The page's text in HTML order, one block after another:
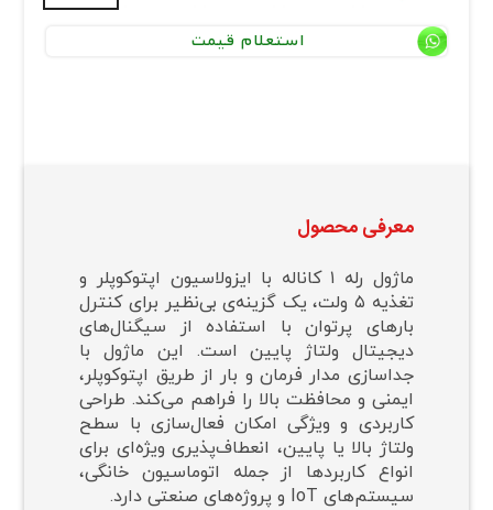
استعلام قیمت
معرفی محصول
ماژول رله ۱ کاناله با ایزولاسیون اپتوکوپلر و
تغذیه ۵ ولت، یک گزینه‌ی بی‌نظیر برای کنترل
بارهای پرتوان با استفاده از سیگنال‌های
دیجیتال ولتاژ پایین است. این ماژول با
جداسازی مدار فرمان و بار از طریق اپتوکوپلر،
ایمنی و محافظت بالا را فراهم می‌کند. طراحی
کاربردی و ویژگی امکان فعال‌سازی با سطح
ولتاژ بالا یا پایین، انعطاف‌پذیری ویژه‌ای برای
انواع کاربردها از جمله اتوماسیون خانگی،
سیستم‌های IoT و پروژه‌های صنعتی دارد.